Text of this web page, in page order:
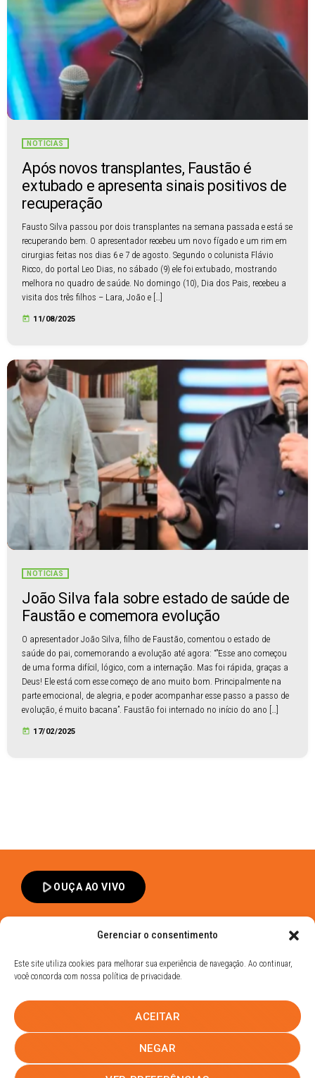
Gerenciar o consentimento
Este site utiliza cookies para melhorar sua experiência de navegação. Ao continuar,
você concorda com nossa política de privacidade.
ACEITAR
NEGAR
NOTÍCIAS
Após novos transplantes, Faustão é
extubado e apresenta sinais positivos de
recuperação
Fausto Silva passou por dois transplantes na semana passada e está se
recuperando bem. O apresentador recebeu um novo fígado e um rim em
cirurgias feitas nos dias 6 e 7 de agosto. Segundo o colunista Flávio
Ricco, do portal Leo Dias, no sábado (9) ele foi extubado, mostrando
melhora no quadro de saúde. No domingo (10), Dia dos Pais, recebeu a
visita dos três filhos – Lara, João e […]
today 11/08/2025
NOTÍCIAS
João Silva fala sobre estado de saúde de
Faustão e comemora evolução
O apresentador João Silva, filho de Faustão, comentou o estado de
saúde do pai, comemorando a evolução até agora: “”Esse ano começou
de uma forma difícil, lógico, com a internação. Mas foi rápida, graças a
Deus! Ele está com esse começo de ano muito bom. Principalmente na
parte emocional, de alegria, e poder acompanhar esse passo a passo de
evolução, é muito bacana”. Faustão foi internado no início do ano […]
today 17/02/2025
play_arrowOUÇA AO VIVO
Política de Privacidade
UHOST
PROMOÇÕESEQUIPENOTÍCIASCONTATO